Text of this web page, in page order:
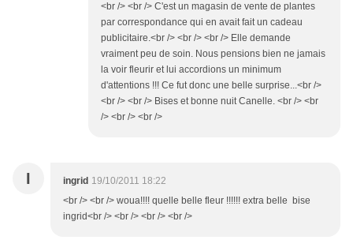
<br /> <br /> C'est un magasin de vente de plantes
par correspondance qui en avait fait un cadeau
publicitaire.<br /> <br /> <br /> Elle demande
vraiment peu de soin. Nous pensions bien ne jamais
la voir fleurir et lui accordions un minimum
d'attentions !!! Ce fut donc une belle surprise...<br />
<br /> <br /> Bises et bonne nuit Canelle. <br /> <br
/> <br /> <br />
I ingrid 19/10/2011 18:22
<br /> <br /> woua!!!! quelle belle fleur !!!!!! extra belle bise
ingrid<br /> <br /> <br /> <br />